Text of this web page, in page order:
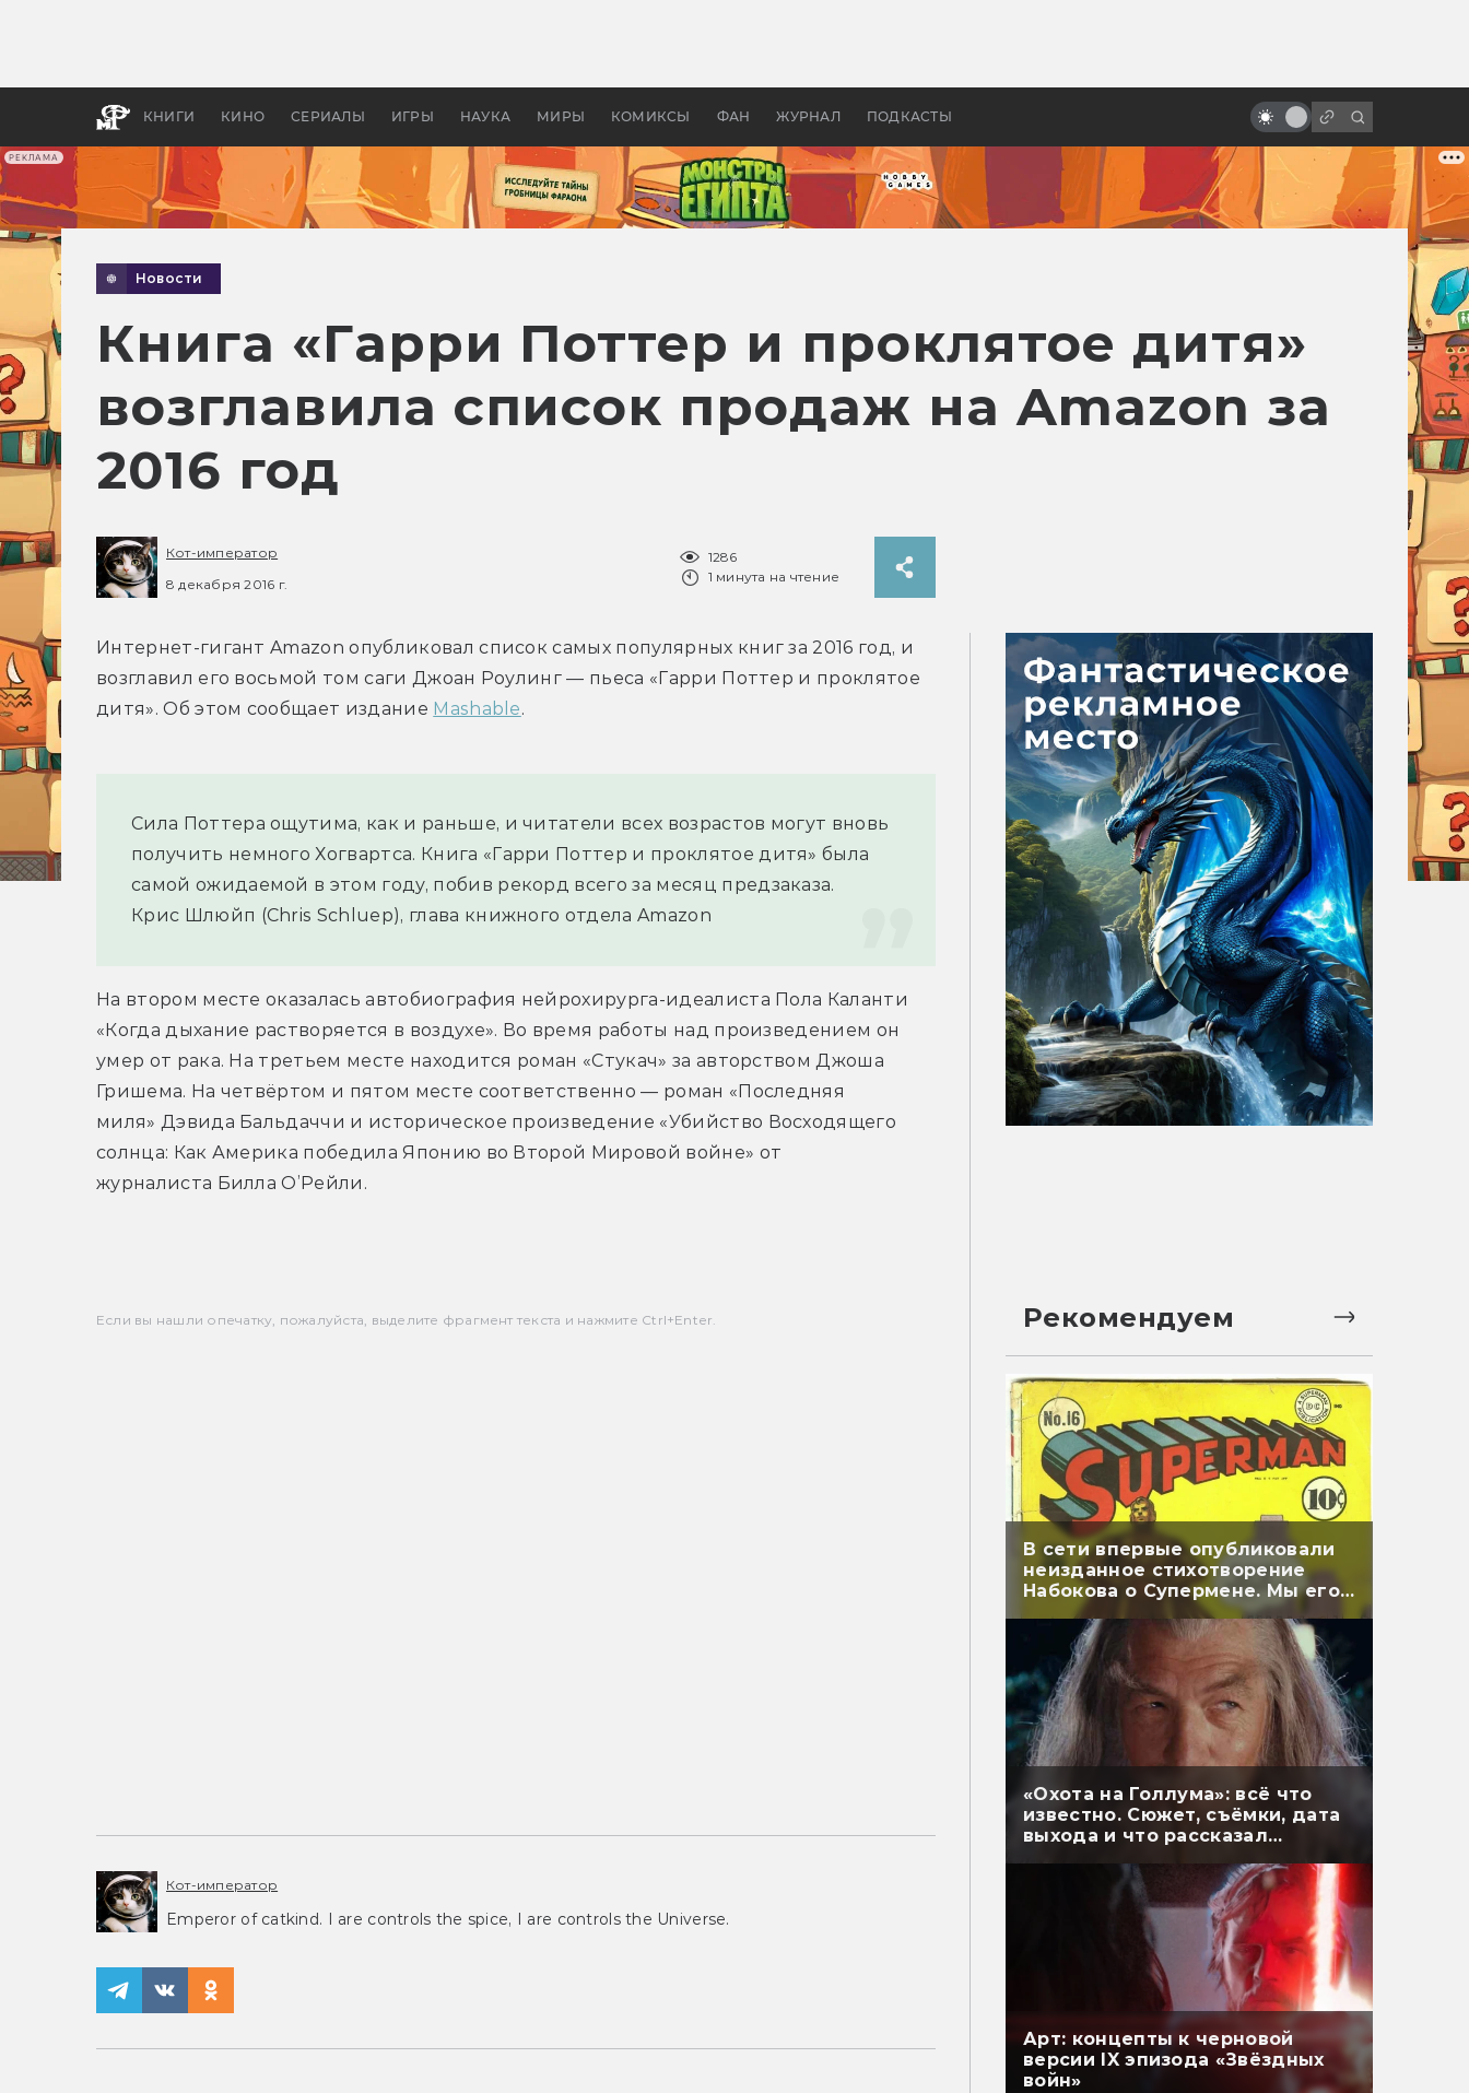
РЕКЛАМА
КНИГИ КИНО СЕРИАЛЫ ИГРЫ НАУКА МИРЫ КОМИКСЫ ФАН ЖУРНАЛ ПОДКАСТЫ
апокалипсис, в России —
бы «Властелина колец»
эпохи
Новости
Книга «Гарри Поттер и проклятое дитя»
возглавила список продаж на Amazon за
2016 год
Кот-император
8 декабря 2016 г.
1286
1 минута на чтение
Интернет-гигант Amazon опубликовал список самых популярных книг за 2016 год, и
возглавил его восьмой том саги Джоан Роулинг — пьеса «Гарри Поттер и проклятое
дитя». Об этом сообщает издание Mashable.
Сила Поттера ощутима, как и раньше, и читатели всех возрастов могут вновь
получить немного Хогвартса. Книга «Гарри Поттер и проклятое дитя» была
самой ожидаемой в этом году, побив рекорд всего за месяц предзаказа.
Крис Шлюйп (Chris Schluep), глава книжного отдела Amazon
На втором месте оказалась автобиография нейрохирурга-идеалиста Пола Каланти
«Когда дыхание растворяется в воздухе». Во время работы над произведением он
умер от рака. На третьем месте находится роман «Стукач» за авторством Джоша
Гришема. На четвёртом и пятом месте соответственно — роман «Последняя
миля» Дэвида Бальдаччи и историческое произведение «Убийство Восходящего
солнца: Как Америка победила Японию во Второй Мировой войне» от
журналиста Билла O’Рейли.
Если вы нашли опечатку, пожалуйста, выделите фрагмент текста и нажмите Ctrl+Enter.
Кот-император
Emperor of catkind. I are controls the spice, I are controls the Universe.
Рекомендуем
В сети впервые опубликовали
неизданное стихотворение
Набокова о Супермене. Мы его
перевели
«Охота на Голлума»: всё что
известно. Сюжет, съёмки, дата
выхода и что рассказал
Арт: концепты к черновой
версии IX эпизода «Звёздных
войн»